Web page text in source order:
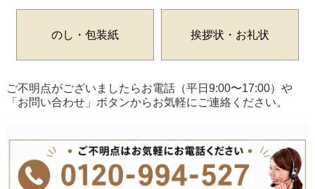
のし・包装紙 挨拶状・お礼状
ご不明点がございましたらお電話（平日9:00〜17:00）や
「お問い合わせ」ボタンからお気軽にご連絡ください。